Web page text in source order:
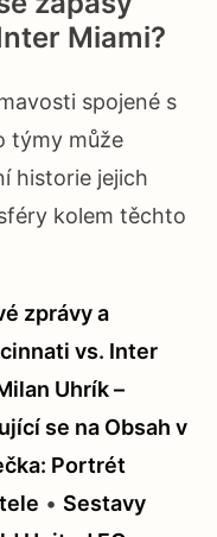
Miami?
spojené s
týmy může
historie jejich
kolem těchto
zprávy a
vs. Inter
Uhrík –
se na Obsah v
Portrét
• Sestavy